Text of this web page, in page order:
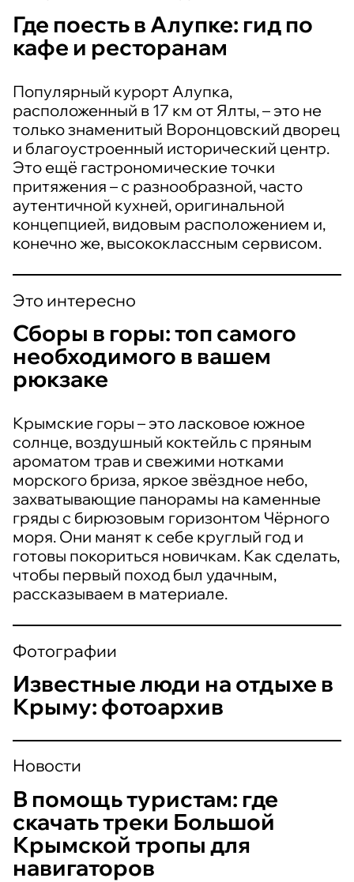
Где поесть в Алупке: гид по
кафе и ресторанам
Популярный курорт Алупка,
расположенный в 17 км от Ялты, – это не
только знаменитый Воронцовский дворец
и благоустроенный исторический центр.
Это ещё гастрономические точки
притяжения – с разнообразной, часто
аутентичной кухней, оригинальной
концепцией, видовым расположением и,
конечно же, высококлассным сервисом.
Это интересно
Сборы в горы: топ самого
необходимого в вашем
рюкзаке
Крымские горы – это ласковое южное
солнце, воздушный коктейль с пряным
ароматом трав и свежими нотками
морского бриза, яркое звёздное небо,
захватывающие панорамы на каменные
гряды с бирюзовым горизонтом Чёрного
моря. Они манят к себе круглый год и
готовы покориться новичкам. Как сделать,
чтобы первый поход был удачным,
рассказываем в материале.
Фотографии
Известные люди на отдыхе в
Крыму: фотоархив
Новости
В помощь туристам: где
скачать треки Большой
Крымской тропы для
навигаторов